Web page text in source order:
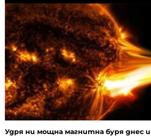
Удря ни мощна магнитна буря днес